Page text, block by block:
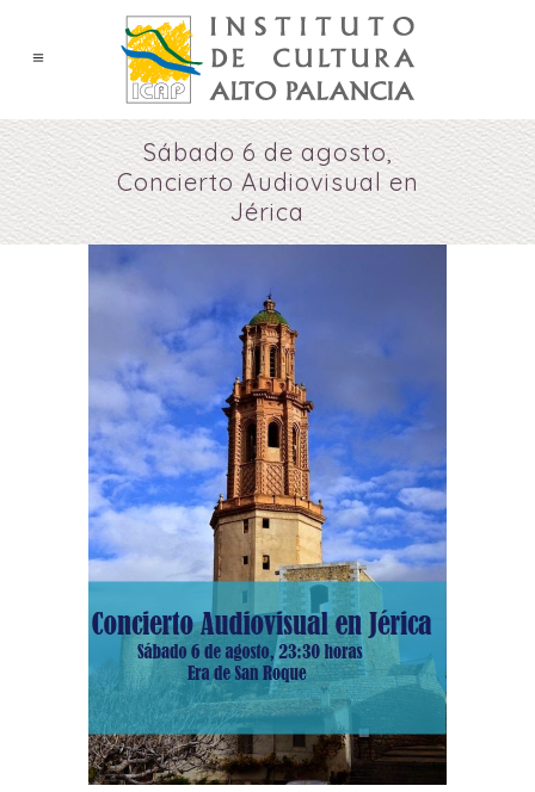
Sábado 6 de agosto,
Concierto Audiovisual en
Jérica